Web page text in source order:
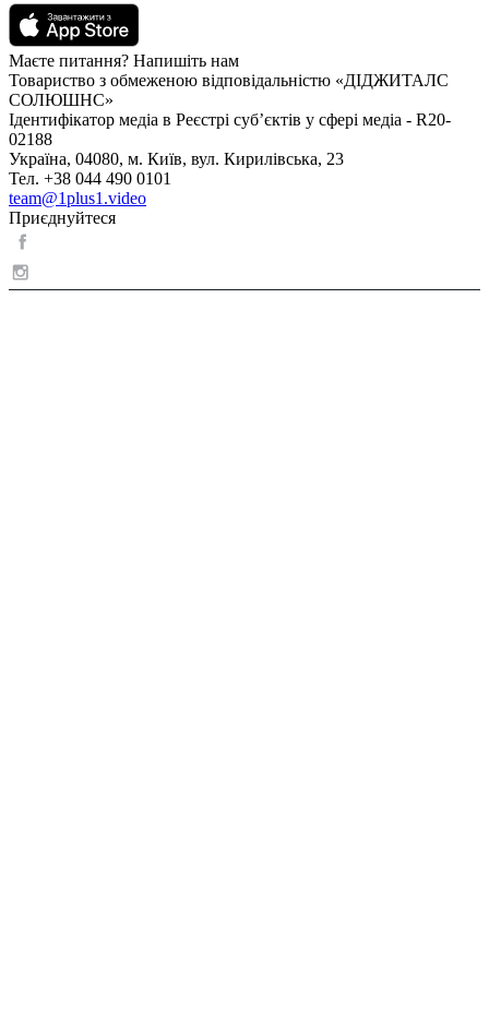
Маєте питання? Напишіть нам
Товариство з обмеженою відповідальністю «ДІДЖИТАЛС
СОЛЮШНС»
Ідентифікатор медіа в Реєстрі суб’єктів у сфері медіа - R20-
02188
Україна, 04080, м. Київ, вул. Кирилівська, 23
Тел. +38 044 490 0101
team@1plus1.video
Приєднуйтеся